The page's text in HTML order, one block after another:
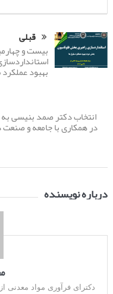
قبلی
بیست و
بهبود
انتخاب دکتر صمد بنیسی
درباره نویسنده